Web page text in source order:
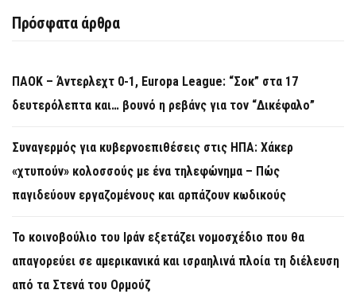
Πρόσφατα άρθρα
ΠΑΟΚ – Άντερλεχτ 0-1, Europa League: “Σοκ” στα 17
δευτερόλεπτα και… βουνό η ρεβάνς για τον “Δικέφαλο”
Συναγερμός για κυβερνοεπιθέσεις στις ΗΠΑ: Χάκερ
«χτυπούν» κολοσσούς με ένα τηλεφώνημα – Πώς
παγιδεύουν εργαζομένους και αρπάζουν κωδικούς
Το κοινοβούλιο του Ιράν εξετάζει νομοσχέδιο που θα
απαγορεύει σε αμερικανικά και ισραηλινά πλοία τη διέλευση
από τα Στενά του Ορμούζ